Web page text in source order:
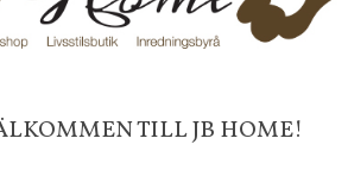
UNIKA TING
TILL JB HOME!